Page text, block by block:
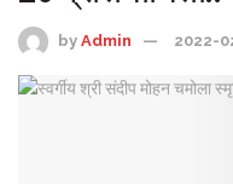
by Admin 2022-